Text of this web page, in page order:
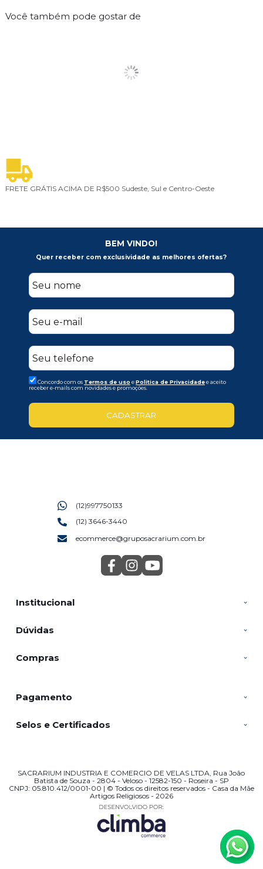
Você também pode gostar de
FRETE GRÁTIS ACIMA DE R$500 Sudeste, Sul e Centro-Oeste
BEM VINDO!
Quer receber com exclusividade as melhores ofertas?
Concordo com os Termos de uso ePolitica de Privacidadee aceito
receber e-mails com novidades e promoções.
CADASTRAR
Institucional
Dúvidas
Compras
(12)997750133
(12) 3646-3440
ecommerce@gruposacrarium.com.br
Pagamento
Selos e Certificados
SACRARIUM INDUSTRIA E COMERCIO DE VELAS LTDA, Rua João
Batista de Souza - 2804 - Veloso - 12582-150 - Roseira - SP
CNPJ: 05.810.412/0001-00 | © Todos os direitos reservados - Casa da Mãe
Artigos Religiosos - 2026